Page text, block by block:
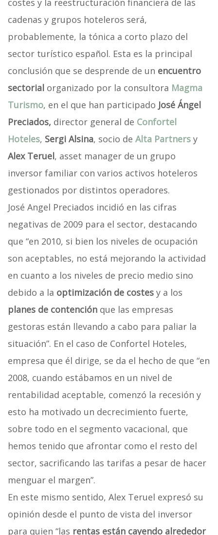
costes y la reestructuración financiera de las
cadenas y grupos hoteleros será,
probablemente, la tónica a corto plazo del
sector turístico español. Esta es la principal
conclusión que se desprende de un encuentro
sectorialorganizado por la consultora Magma
Turismo, en el que han participado José Ángel
Preciados, director general de Confortel
Hoteles, Sergi Alsina, socio de Alta Partners y
Alex Teruel, asset manager de un grupo
inversor familiar con varios activos hoteleros
gestionados por distintos operadores.
José Angel Preciados incidió en las cifras
negativas de 2009 para el sector, destacando
que “en 2010, si bien los niveles de ocupación
son aceptables, no está mejorando la actividad
en cuanto a los niveles de precio medio sino
debido a la optimización de costesy a los
planes de contenciónque las empresas
gestoras están llevando a cabo para paliar la
situación”. En el caso de Confortel Hoteles,
empresa que él dirige, se da el hecho de que “en
2008, cuando estábamos en un nivel de
rentabilidad aceptable, comenzó la recesión y
esto ha motivado un decrecimiento fuerte,
sobre todo en el segmento vacacional, que
hemos tenido que afrontar como el resto del
sector, sacrificando las tarifas a pesar de hacer
menguar el margen”.
En este mismo sentido, Alex Teruel expresó su
opinión desde el punto de vista del inversor
para quien “las rentas están cayendo alrededor